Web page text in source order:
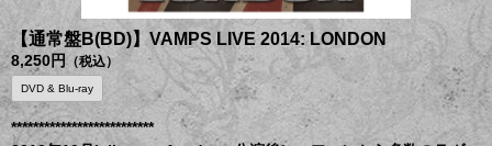
【通常盤B(BD)】VAMPS LIVE 2014: LONDON
8,250円（税込）
DVD & Blu-ray
**************************